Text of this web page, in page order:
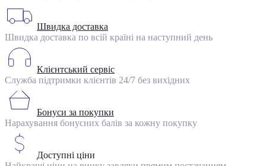
Швидка доставка
Швидка доставка по всій країні на наступний день
Клієнтський сервіс
Служба підтримки клієнтів 24/7 без вихідних
Бонуси за покупки
Нарахування бонусних балів за кожну покупку
Доступні ціни